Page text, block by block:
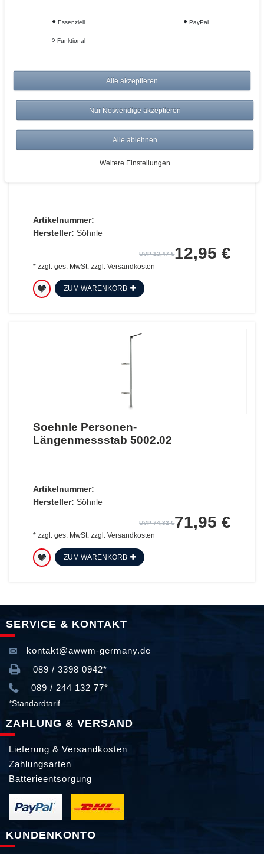
ZUM WARENKORB
Soehnle Personen-
Längenmessband 5002.01
Artikelnummer:
Hersteller: Söhnle
UVP 13,47 €12,95 €
* zzgl. ges. MwSt. zzgl. Versandkosten
ZUM WARENKORB
Soehnle Personen-
Längenmessstab 5002.02
Artikelnummer:
Hersteller: Söhnle
UVP 74,82 €71,95 €
* zzgl. ges. MwSt.zzgl. Versandkosten
ZUM WARENKORB
SERVICE & KONTAKT
kontakt@awwm-germany.de
089 / 3398 0942*
089 / 244 132 77*
*Standardtarif
ZAHLUNG & VERSAND
Lieferung & Versandkosten
Zahlungsarten
Batterieentsorgung
KUNDENKONTO
Essenziell PayPal
Funktional
Alle akzeptieren
Nur Notwendige akzeptieren
Alle ablehnen
Weitere Einstellungen